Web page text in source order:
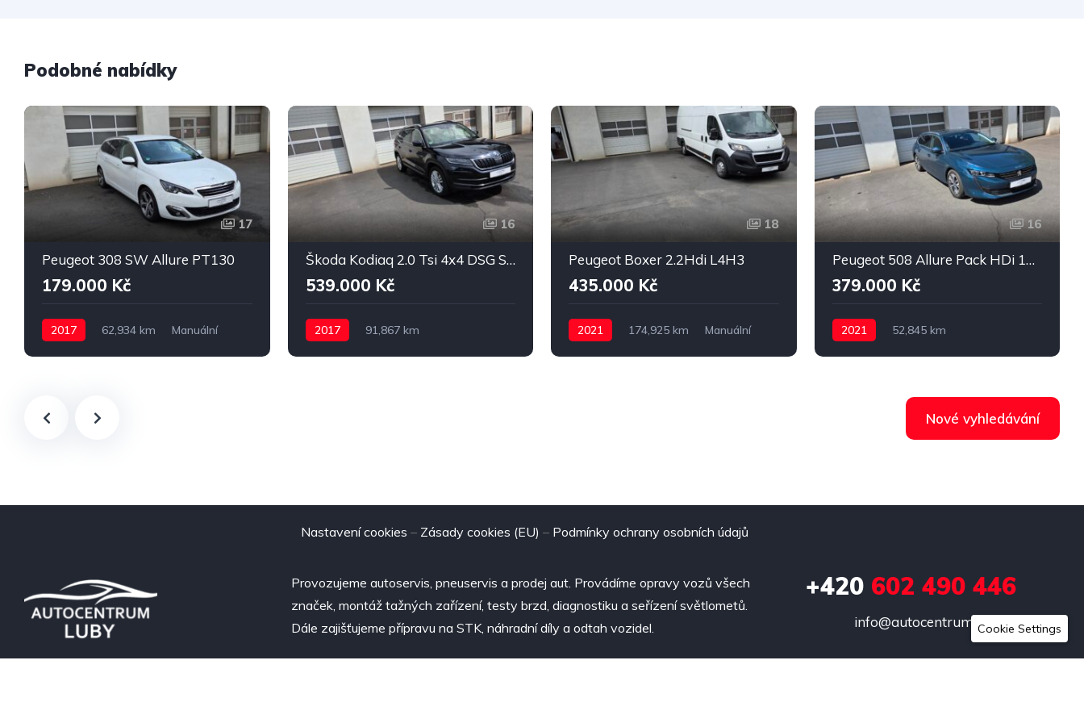
Podobné nabídky
17
Peugeot 308 SW Allure PT130
179.000 Kč
2017 62,934 km
Manuální
16
Škoda Kodiaq 2.0 Tsi 4x4 DSG STYLE
539.000 Kč
2017
91,867 km
18
Peugeot Boxer 2.2Hdi L4H3
435.000 Kč
2021 174,925 km
Manuální
16
Peugeot 508 Allure Pack HDi 130 AUTOMATIC
379.000 Kč
2021
52,845 km
Nové vyhledávání
Nastavení cookies – Zásady cookies (EU) – Podmínky ochrany osobních údajů
Provozujeme autoservis, pneuservis a prodej aut. Provádíme opravy vozů všech
značek, montáž tažných zařízení, testy brzd, diagnostiku a seřízení světlometů.
Dále zajišťujeme přípravu na STK, náhradní díly a odtah vozidel.
+420602 490 446
info@autocentrumluby.czCookie Settings